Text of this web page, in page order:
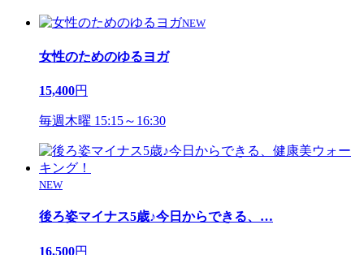
NEW
女性のためのゆるヨガ
15,400円
毎週木曜 15:15～16:30
NEW
後ろ姿マイナス5歳♪今日からできる、 …
16,500円